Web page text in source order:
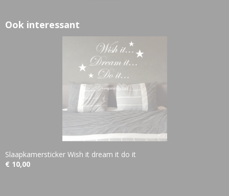
Ook interessant
Slaapkamersticker Wish it dream it do it
€ 10,00